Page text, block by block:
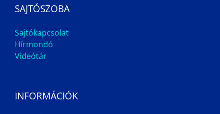
SAJTÓSZOBA
Sajtókapcsolat
Hírmondó
Videótár
INFORMÁCIÓK